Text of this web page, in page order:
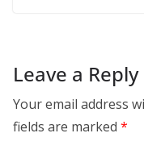
Leave a Reply
Your email address
fields are marked *